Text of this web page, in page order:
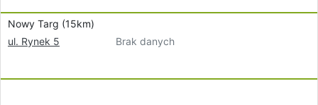
Nowy Targ (15km)
ul. Rynek 5
Brak danych